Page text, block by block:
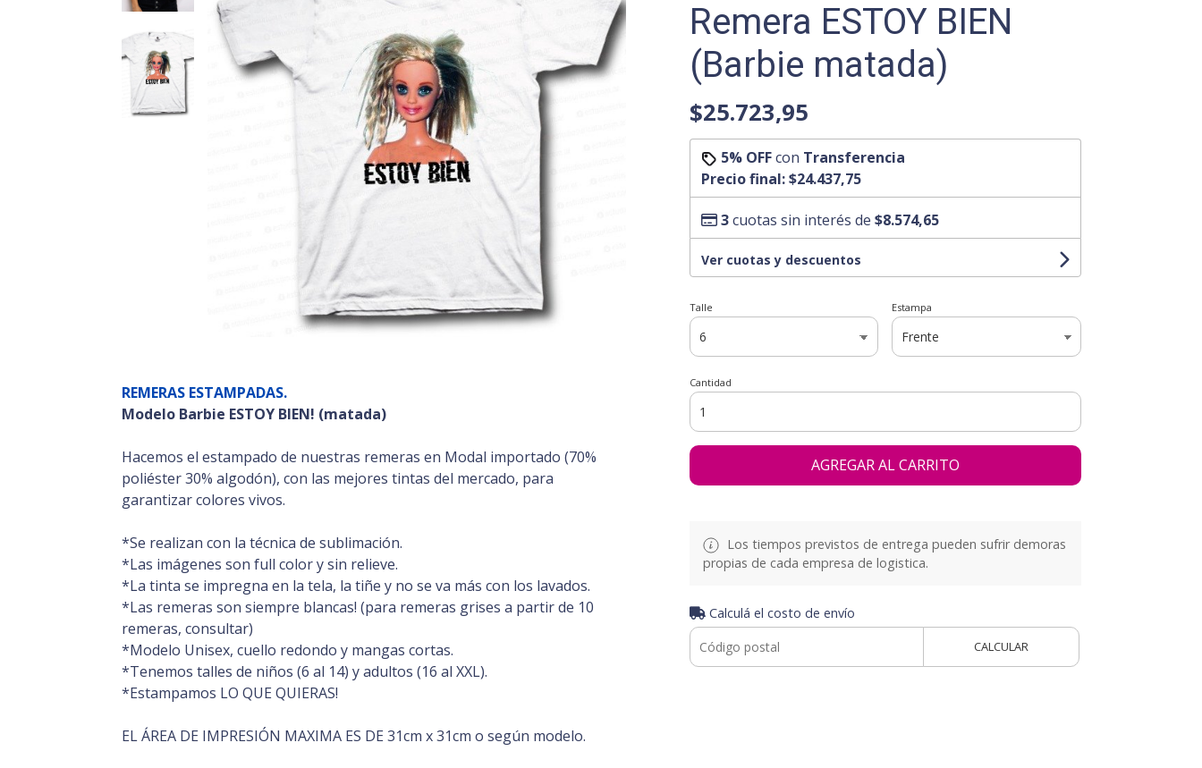
REMERAS ESTAMPADAS.
Modelo Barbie ESTOY BIEN! (matada)
Hacemos el estampado de nuestras remeras en Modal importado (70%
poliéster 30% algodón), con las mejores tintas del mercado, para
garantizar colores vivos.
*Se realizan con la técnica de sublimación.
*Las imágenes son full color y sin relieve.
*La tinta se impregna en la tela, la tiñe y no se va más con los lavados.
*Las remeras son siempre blancas! (para remeras grises a partir de 10
remeras, consultar)
*Modelo Unisex, cuello redondo y mangas cortas.
*Tenemos talles de niños (6 al 14) y adultos (16 al XXL).
*Estampamos LO QUE QUIERAS!
EL ÁREA DE IMPRESIÓN MAXIMA ES DE 31cm x 31cm o según modelo.
Remera ESTOY BIEN
(Barbie matada)
$25.723,95
5% OFFcon Transferencia
Precio final:$24.437,75
3cuotas sin interés de $8.574,65
Ver cuotas y descuentos
Talle Estampa
Cantidad
AGREGAR AL CARRITO
Los tiempos previstos de entrega pueden sufrir demoras
propias de cada empresa de logistica.
Calculá el costo de envío
CALCULAR